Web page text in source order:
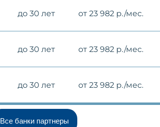
до 30 лет от 23 982 р./мес.
до 30 лет от 23 982 р./мес.
до 30 лет от 23 982 р./мес.
Все банки партнеры